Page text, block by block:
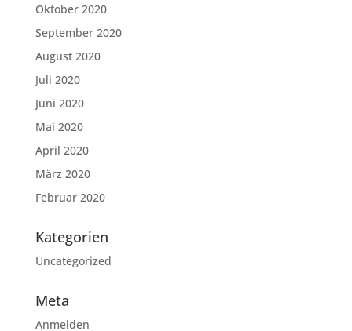
Oktober 2020
September 2020
August 2020
Juli 2020
Juni 2020
Mai 2020
April 2020
März 2020
Februar 2020
Kategorien
Uncategorized
Meta
Anmelden